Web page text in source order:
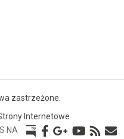
zastrzeżone.
Internetowe
NA